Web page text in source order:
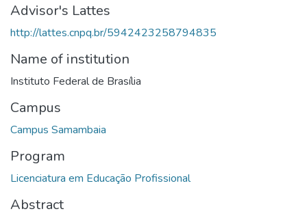
Advisor's Lattes
http://lattes.cnpq.br/5942423258794835
Name of institution
Instituto Federal de Brasília
Campus
Campus Samambaia
Program
Licenciatura em Educação Profissional
Abstract